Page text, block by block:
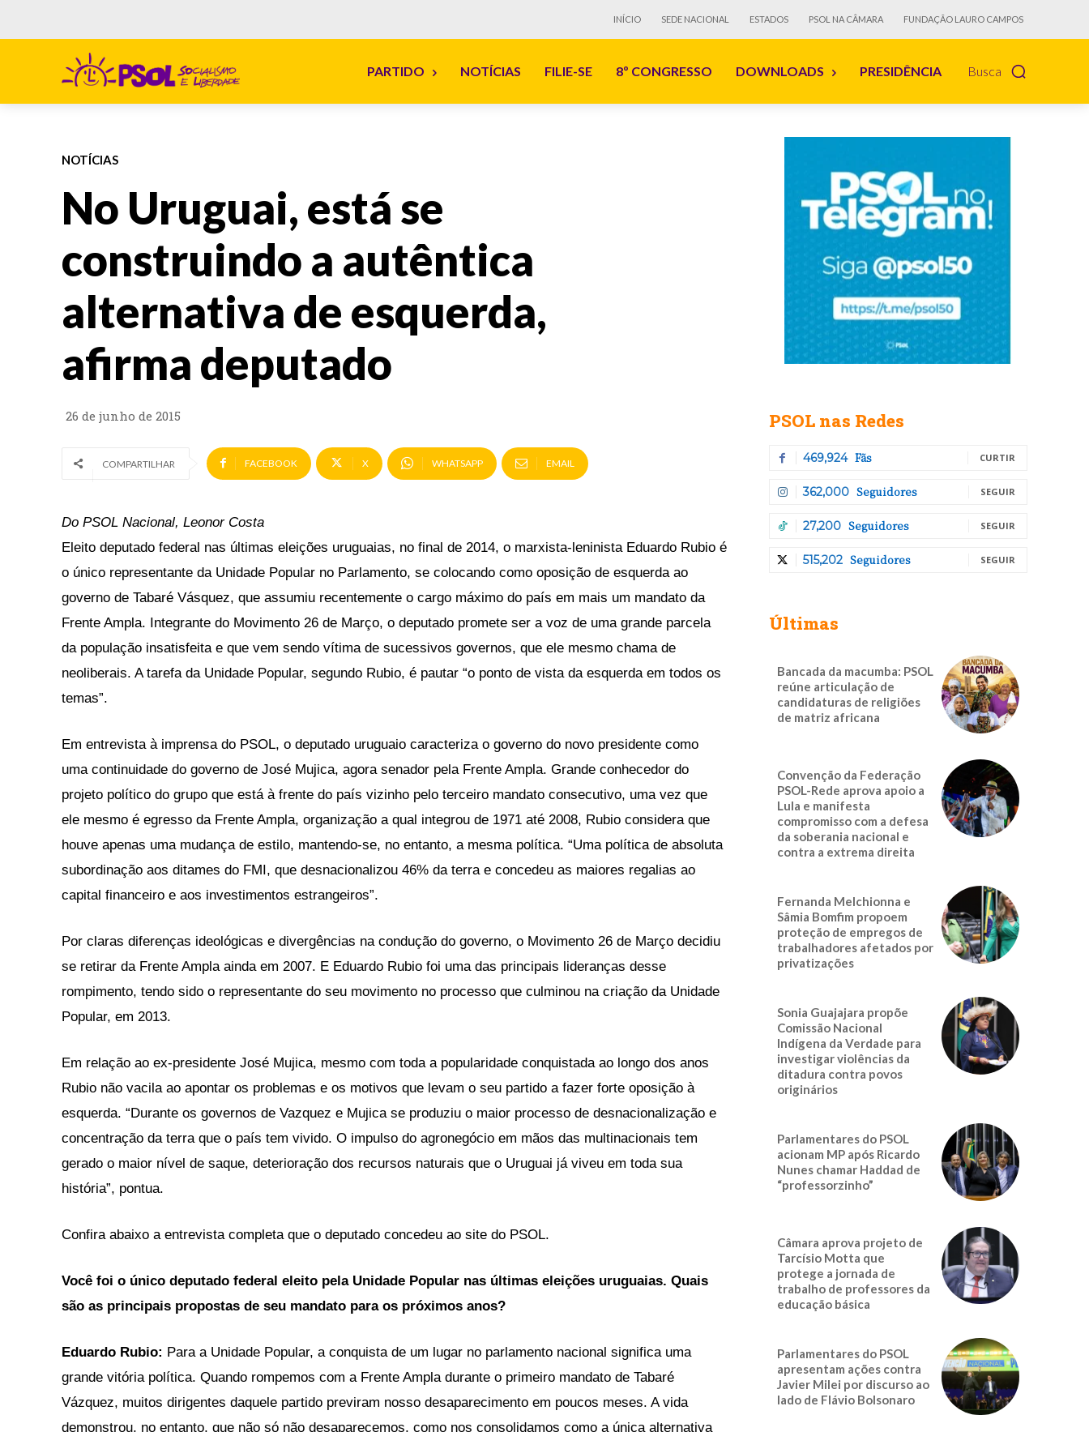
INÍCIO SEDE NACIONAL ESTADOS PSOL NA CÂMARA FUNDAÇÃO LAURO CAMPOS
Busca
PARTIDO NOTÍCIAS FILIE-SE 8º CONGRESSO DOWNLOADS PRESIDÊNCIA
NOTÍCIAS
No Uruguai, está se
construindo a autêntica
alternativa de esquerda,
afirma deputado
26 de junho de 2015
COMPARTILHAR FACEBOOK X WHATSAPP EMAIL
Do PSOL Nacional, Leonor Costa
Eleito deputado federal nas últimas eleições uruguaias, no final de 2014, o marxista-leninista Eduardo Rubio é
o único representante da Unidade Popular no Parlamento, se colocando como oposição de esquerda ao
governo de Tabaré Vásquez, que assumiu recentemente o cargo máximo do país em mais um mandato da
Frente Ampla. Integrante do Movimento 26 de Março, o deputado promete ser a voz de uma grande parcela
da população insatisfeita e que vem sendo vítima de sucessivos governos, que ele mesmo chama de
neoliberais. A tarefa da Unidade Popular, segundo Rubio, é pautar “o ponto de vista da esquerda em todos os
temas”.
Em entrevista à imprensa do PSOL, o deputado uruguaio caracteriza o governo do novo presidente como
uma continuidade do governo de José Mujica, agora senador pela Frente Ampla. Grande conhecedor do
projeto político do grupo que está à frente do país vizinho pelo terceiro mandato consecutivo, uma vez que
ele mesmo é egresso da Frente Ampla, organização a qual integrou de 1971 até 2008, Rubio considera que
houve apenas uma mudança de estilo, mantendo-se, no entanto, a mesma política. “Uma política de absoluta
subordinação aos ditames do FMI, que desnacionalizou 46% da terra e concedeu as maiores regalias ao
capital financeiro e aos investimentos estrangeiros”.
Por claras diferenças ideológicas e divergências na condução do governo, o Movimento 26 de Março decidiu
se retirar da Frente Ampla ainda em 2007. E Eduardo Rubio foi uma das principais lideranças desse
rompimento, tendo sido o representante do seu movimento no processo que culminou na criação da Unidade
Popular, em 2013.
Em relação ao ex-presidente José Mujica, mesmo com toda a popularidade conquistada ao longo dos anos
Rubio não vacila ao apontar os problemas e os motivos que levam o seu partido a fazer forte oposição à
esquerda. “Durante os governos de Vazquez e Mujica se produziu o maior processo de desnacionalização e
concentração da terra que o país tem vivido. O impulso do agronegócio em mãos das multinacionais tem
gerado o maior nível de saque, deterioração dos recursos naturais que o Uruguai já viveu em toda sua
história”, pontua.
Confira abaixo a entrevista completa que o deputado concedeu ao site do PSOL.
Você foi o único deputado federal eleito pela Unidade Popular nas últimas eleições uruguaias. Quais
são as principais propostas de seu mandato para os próximos anos?
Eduardo Rubio: Para a Unidade Popular, a conquista de um lugar no parlamento nacional significa uma
grande vitória política. Quando rompemos com a Frente Ampla durante o primeiro mandato de Tabaré
Vázquez, muitos dirigentes daquele partido previram nosso desaparecimento em poucos meses. A vida
demonstrou, no entanto, que não só não desaparecemos, como nos consolidamos como a única alternativa
PSOL nas Redes
469,924 Fãs CURTIR
362,000 Seguidores SEGUIR
27,200 Seguidores SEGUIR
515,202 Seguidores SEGUIR
Últimas
Bancada da macumba: PSOL
reúne articulação de
candidaturas de religiões
de matriz africana
Convenção da Federação
PSOL-Rede aprova apoio a
Lula e manifesta
compromisso com a defesa
da soberania nacional e
contra a extrema direita
Fernanda Melchionna e
Sâmia Bomfim propoem
proteção de empregos de
trabalhadores afetados por
privatizações
Sonia Guajajara propõe
Comissão Nacional
Indígena da Verdade para
investigar violências da
ditadura contra povos
originários
Parlamentares do PSOL
acionam MP após Ricardo
Nunes chamar Haddad de
“professorzinho”
Câmara aprova projeto de
Tarcísio Motta que
protege a jornada de
trabalho de professores da
educação básica
Parlamentares do PSOL
apresentam ações contra
Javier Milei por discurso ao
lado de Flávio Bolsonaro